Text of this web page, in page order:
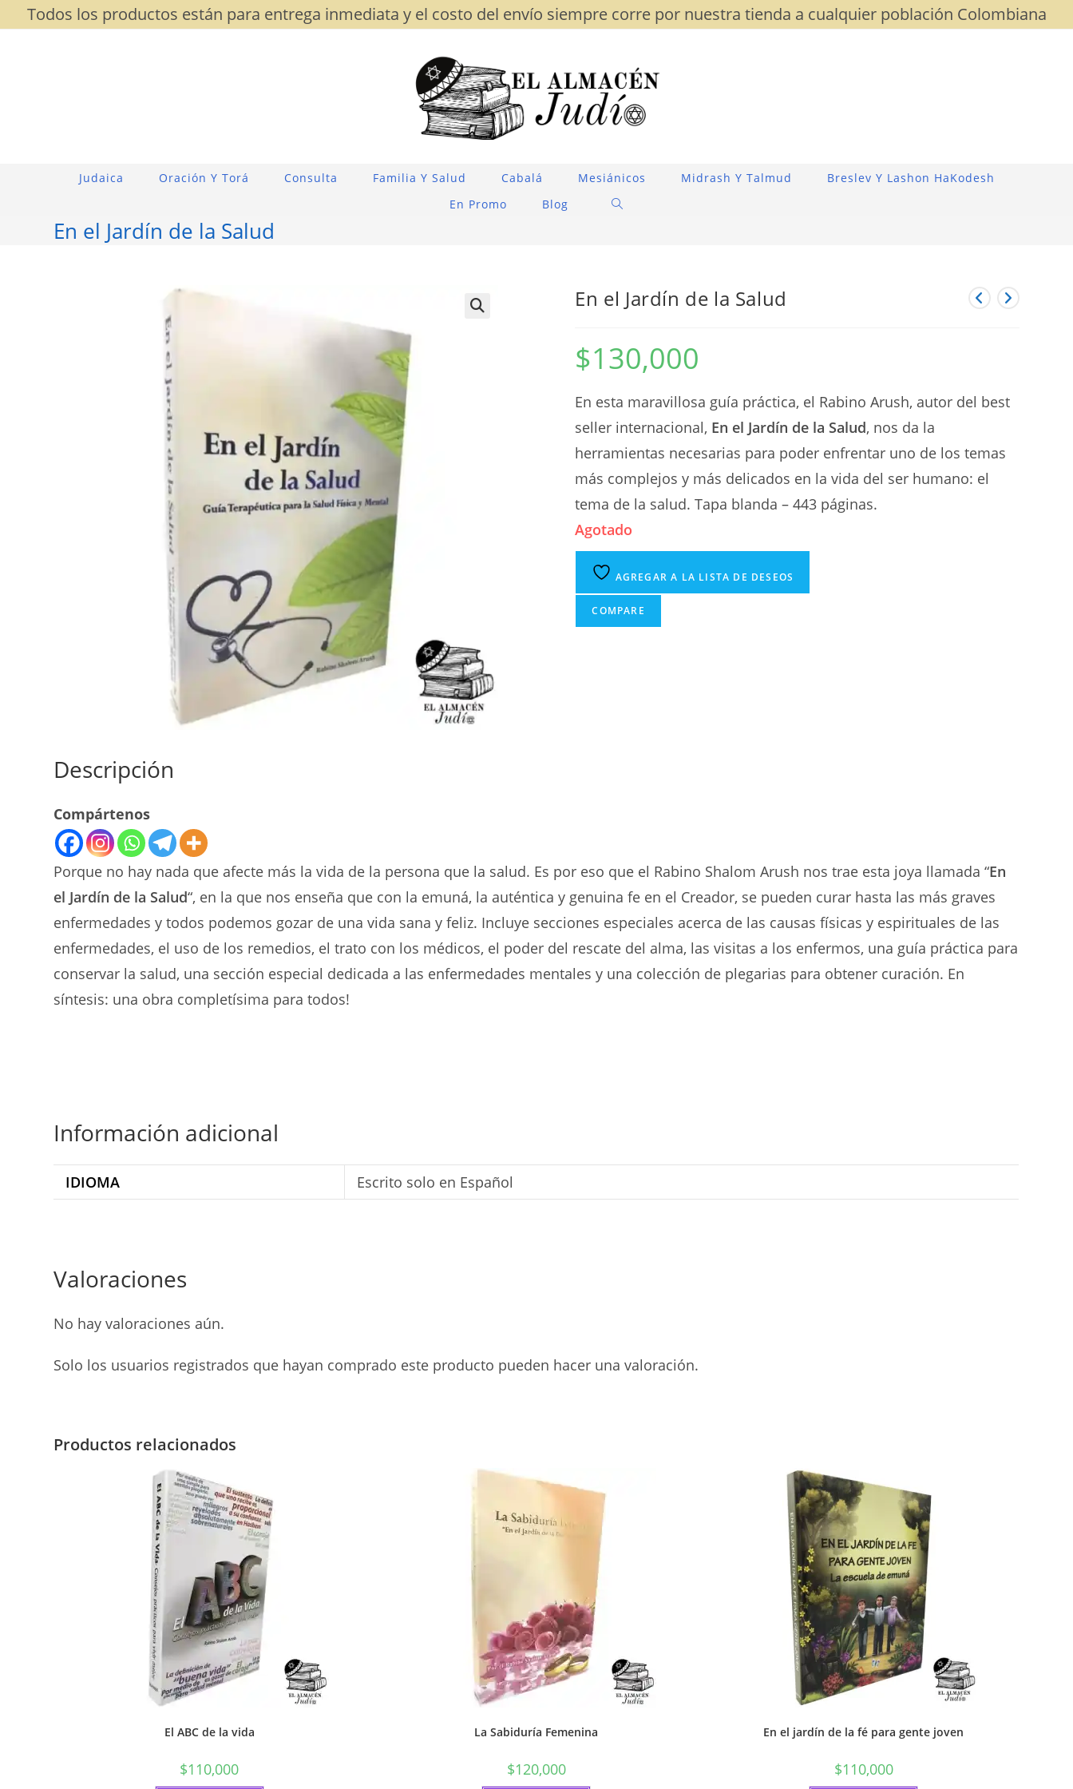
Saltar
al
Todos los productos están para entrega inmediata y el costo del envío siempre corre por nuestra tienda a cualquier población Colombiana
Judaica Oración Y Torá Consulta Familia Y Salud Cabalá Mesiánicos Midrash Y Talmud
Breslev Y Lashon HaKodesh
En Promo
Blog
Alternar
Web
En el Jardín de la Salud
En el Jardín de la Salud
$130,000
En esta maravillosa guía práctica, el Rabino Arush, autor del best
seller internacional, En el Jardín de la Salud, nos da la
herramientas necesarias para poder enfrentar uno de los temas
más complejos y más delicados en la vida del ser humano: el
tema de la salud. Tapa blanda – 443 páginas.
Agotado
AGREGAR A LA LISTA DE DESEOS
COMPARE
Descripción
Compártenos
Porque no hay nada que afecte más la vida de la persona que la salud. Es por eso que el Rabino Shalom Arush nos trae esta joya llamada “En
el Jardín de la Salud“, en la que nos enseña que con la emuná, la auténtica y genuina fe en el Creador, se pueden curar hasta las más graves
enfermedades y todos podemos gozar de una vida sana y feliz. Incluye secciones especiales acerca de las causas físicas y espirituales de las
enfermedades, el uso de los remedios, el trato con los médicos, el poder del rescate del alma, las visitas a los enfermos, una guía práctica para
conservar la salud, una sección especial dedicada a las enfermedades mentales y una colección de plegarias para obtener curación. En
síntesis: una obra completísima para todos!
Información adicional
IDIOMA Escrito solo en Español
Valoraciones
No hay valoraciones aún.
Solo los usuarios registrados que hayan comprado este producto pueden hacer una valoración.
Productos relacionados
El ABC de la vida
$110,000
La Sabiduría Femenina
$120,000
En el jardín de la fé para gente joven
$110,000